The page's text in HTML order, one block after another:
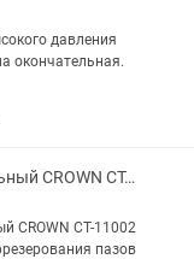
давления
окончательная.
Фрезер вертикальный CROWN CT-11002 новый
CROWN CT-11002
пазов